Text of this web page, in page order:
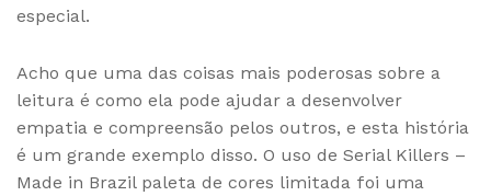
especial.
Acho que uma das coisas mais poderosas sobre a
leitura é como ela pode ajudar a desenvolver
empatia e compreensão pelos outros, e esta história
é um grande exemplo disso. O uso de Serial Killers –
Made in Brazil paleta de cores limitada foi uma